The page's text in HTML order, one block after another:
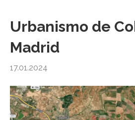
Urbanismo de
Madrid
17.01.2024